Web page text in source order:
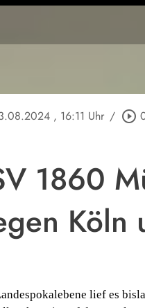
, 16:11 Uhr / play_circle_outline
1860
Köln
lief es